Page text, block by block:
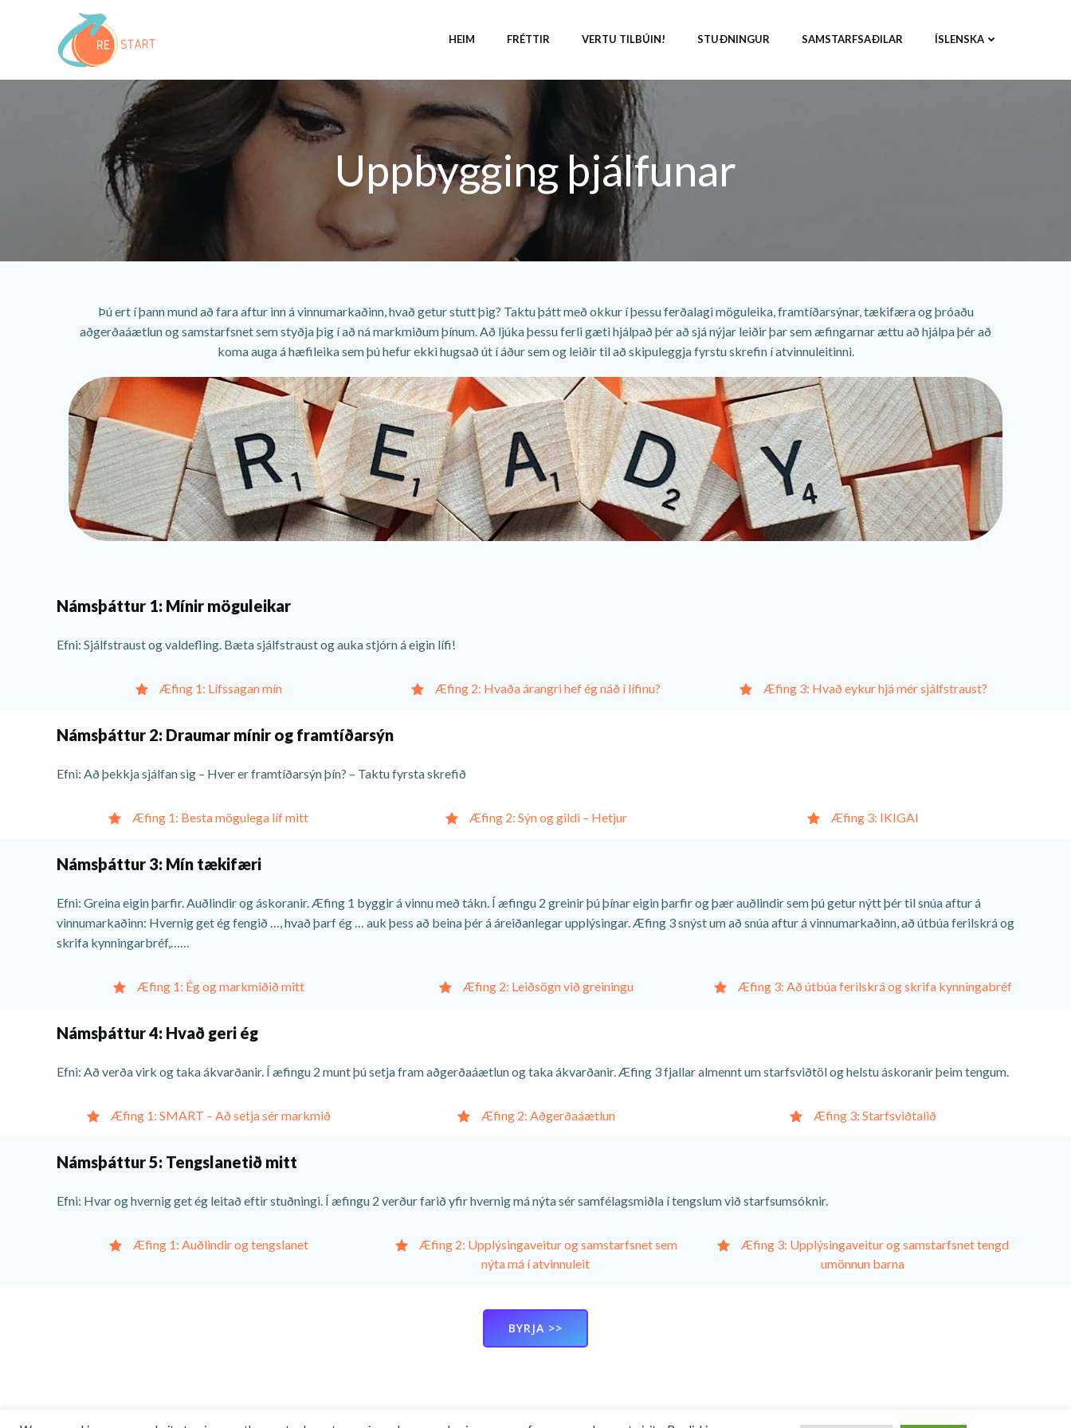
HEIM FRÉTTIR VERTU TILBÚIN! STUÐNINGUR SAMSTARFSAÐILAR ÍSLENSKA
Uppbygging þjálfunar
Þú ert í þann mund að fara aftur inn á vinnumarkaðinn, hvað getur stutt þig? Taktu þátt með okkur í þessu ferðalagi möguleika, framtíðarsýnar, tækifæra og þróaðu
aðgerðaáætlun og samstarfsnet sem styðja þig í að ná markmiðum þínum. Að ljúka þessu ferli gæti hjálpað þér að sjá nýjar leiðir þar sem æfingarnar ættu að hjálpa þér að
koma auga á hæfileika sem þú hefur ekki hugsað út í áður sem og leiðir til að skipuleggja fyrstu skrefin í atvinnuleitinni.
Námsþáttur 1: Mínir möguleikar
Efni: Sjálfstraust og valdefling. Bæta sjálfstraust og auka stjórn á eigin lífi!
Æfing 1: Lífssagan mín Æfing 2: Hvaða árangri hef ég náð í lífinu? Æfing 3: Hvað eykur hjá mér sjálfstraust?
Námsþáttur 2: Draumar mínir og framtíðarsýn
Efni: Að þekkja sjálfan sig – Hver er framtíðarsýn þín? – Taktu fyrsta skrefið
Æfing 1: Besta mögulega líf mitt Æfing 2: Sýn og gildi – Hetjur Æfing 3: IKIGAI
Námsþáttur 3: Mín tækifæri
Efni: Greina eigin þarfir. Auðlindir og áskoranir. Æfing 1 byggir á vinnu með tákn. Íæfingu 2 greinir þú þínar eigin þarfir og þær auðlindir sem þú getur nýtt þér til snúa aftur á
vinnumarkaðinn: Hvernig get ég fengið …, hvað þarf ég … auk þess að beina þér á áreiðanlegar upplýsingar. Æfing 3 snýst um að snúa aftur á vinnumarkaðinn, að útbúa ferilskrá og
skrifa kynningarbréf,……
Æfing 1: Ég og markmiðið mitt Æfing 2: Leiðsögn við greiningu Æfing 3: Að útbúa ferilskrá og skrifa kynningabréf
Námsþáttur 4: Hvað geri ég
Efni: Að verða virk og taka ákvarðanir. Í æfingu 2 munt þú setja fram aðgerðaáætlun og taka ákvarðanir. Æfing 3 fjallar almennt um starfsviðtöl og helstu áskoranir þeim tengum.
Æfing 1: SMART – Að setja sér markmið Æfing 2: Aðgerðaáætlun Æfing 3: Starfsviðtalið
Námsþáttur 5: Tengslanetið mitt
Efni: Hvar og hvernig get ég leitað eftir stuðningi. Í æfingu 2 verður farið yfir hvernig má nýta sér samfélagsmiðla í tengslum við starfsumsóknir.
Æfing 1: Auðlindir og tengslanet
Æfing 2: Upplýsingaveitur og samstarfsnet sem
nýta má í atvinnuleit
Æfing 3: Upplýsingaveitur og samstarfsnet tengd
umönnun barna
BYRJA >>